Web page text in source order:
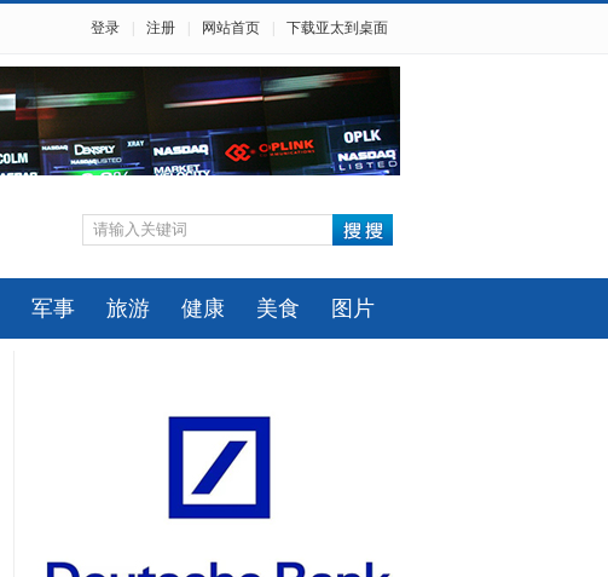
登录 注册 网站首页 下载亚太到桌面
军事 旅游 健康 美食 图片